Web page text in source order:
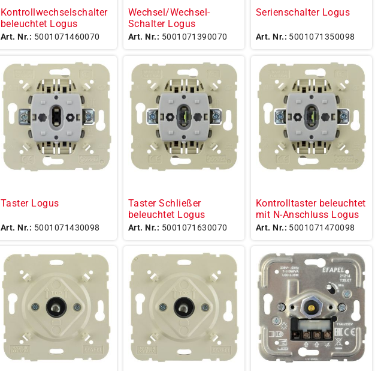
Kontrollwechselschalter
beleuchtet Logus
Art. Nr.: 5001071460070
Wechsel/Wechsel-
Schalter Logus
Art. Nr.: 5001071390070
Serienschalter Logus
Art. Nr.: 5001071350098
Taster Logus
Art. Nr.: 5001071430098
Taster Schließer
beleuchtet Logus
Art. Nr.: 5001071630070
Kontrolltaster beleuchtet
mit N-Anschluss Logus
Art. Nr.: 5001071470098